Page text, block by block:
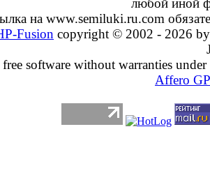
любой иной
на www.semiluki.ru.com
Fusion copyright © 2002 - 2026
free software without warranties under
Affero